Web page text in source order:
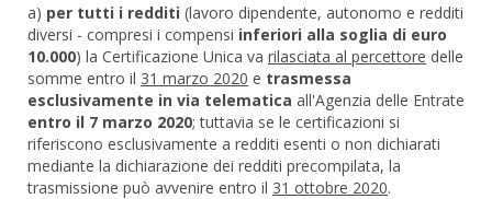
a) per tutti i redditi (lavoro dipendente, autonomo e redditi
diversi - compresi i compensi inferiori alla soglia di euro
10.000) la Certificazione Unica va rilasciata al percettore delle
somme entro il 31 marzo 2020 e trasmessa
esclusivamente in via telematica all'Agenzia delle Entrate
entro il 7 marzo 2020; tuttavia se le certificazioni si
riferiscono esclusivamente a redditi esenti o non dichiarati
mediante la dichiarazione dei redditi precompilata, la
trasmissione può avvenire entro il 31 ottobre 2020.